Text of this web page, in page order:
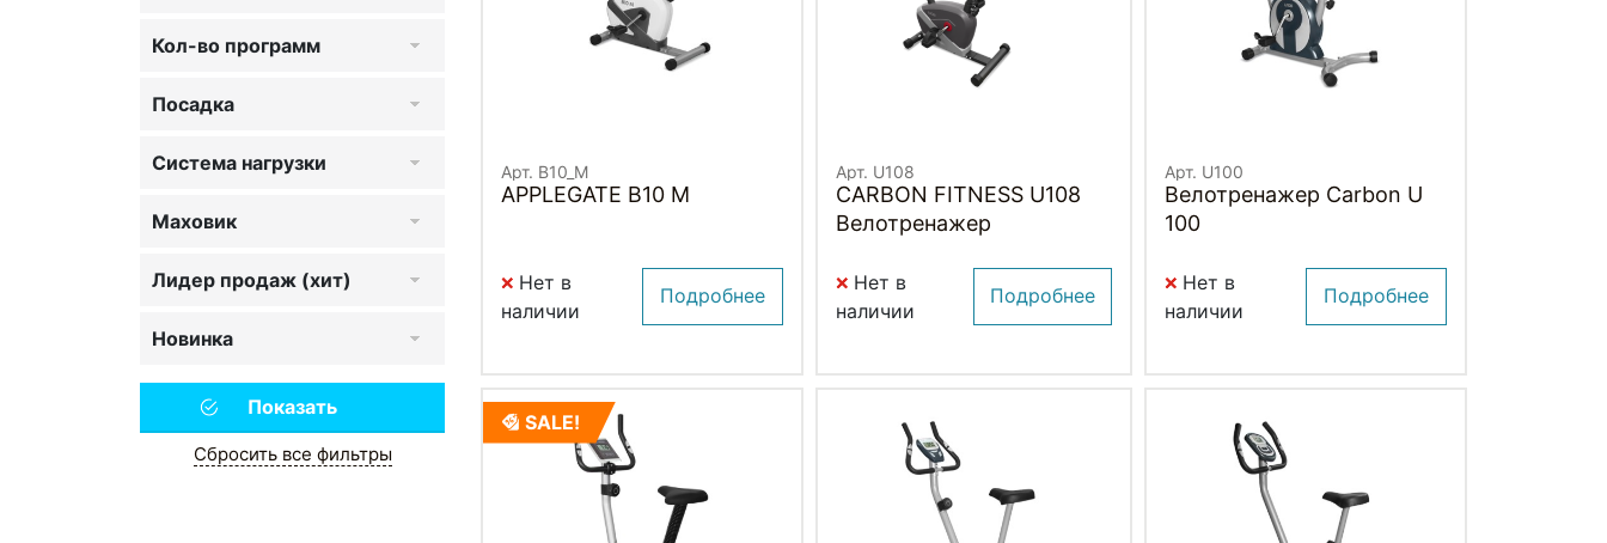
Кол-во программ
Посадка
Система нагрузки
Маховик
Лидер продаж (хит)
Новинка
Сбросить все фильтры
Арт. B10_M
APPLEGATE B10 M
Нет в
наличии
Подробнее
Арт. U108
CARBON FITNESS U108
Велотренажер
Нет в
наличии
Подробнее
Арт. U100
Велотренажер Carbon U
100
Нет в
наличии
Подробнее
SALE!